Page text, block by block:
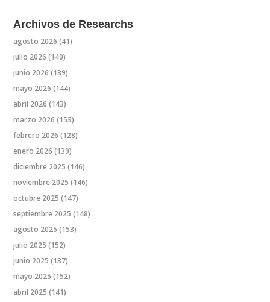
Archivos de Researchs
agosto 2026 (41)
julio 2026 (140)
junio 2026 (139)
mayo 2026 (144)
abril 2026 (143)
marzo 2026 (153)
febrero 2026 (128)
enero 2026 (139)
diciembre 2025 (146)
noviembre 2025 (146)
octubre 2025 (147)
septiembre 2025 (148)
agosto 2025 (153)
julio 2025 (152)
junio 2025 (137)
mayo 2025 (152)
abril 2025 (141)